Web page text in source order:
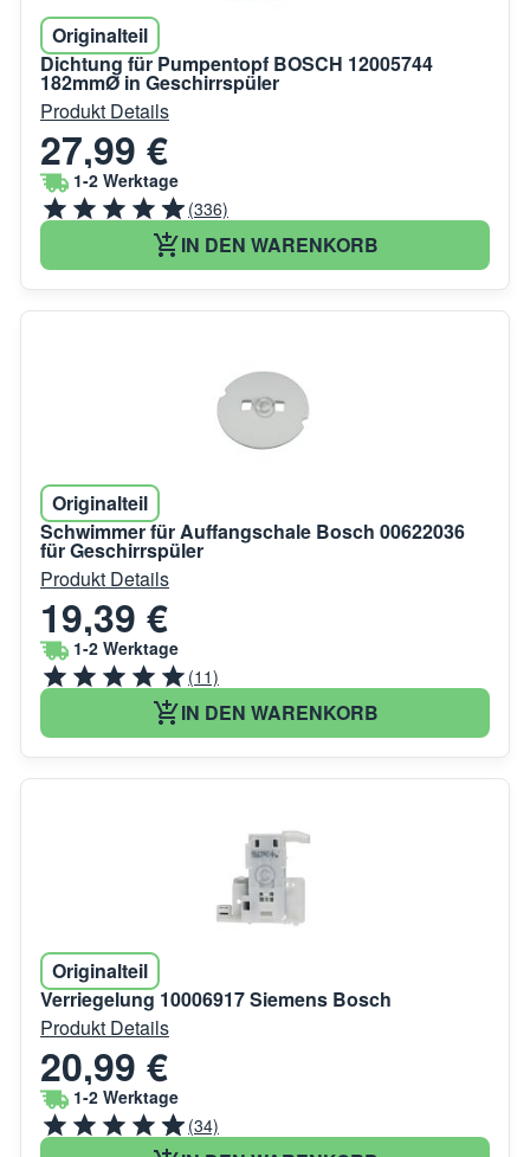
Originalteil
Dichtung für Pumpentopf BOSCH 12005744
182mmØ in Geschirrspüler
Produkt Details
27,99 €
1-2 Werktage
(336)
IN DEN WARENKORB
Originalteil
Schwimmer für Auffangschale Bosch 00622036
für Geschirrspüler
Produkt Details
19,39 €
1-2 Werktage
(11)
IN DEN WARENKORB
Originalteil
Verriegelung 10006917 Siemens Bosch
Produkt Details
20,99 €
1-2 Werktage
(34)